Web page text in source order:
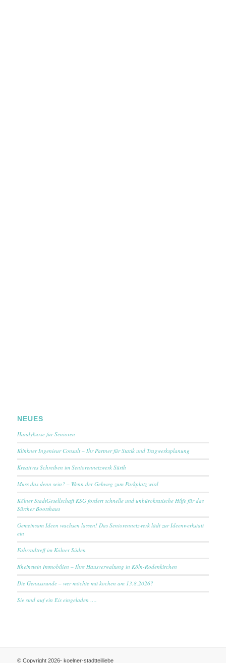
NEUES
Handykurse für Senioren
Klinkner Ingenieur Consult – Ihr Partner für Statik und Tragwerksplanung
Kreatives Schreiben im Seniorennetzwerk Sürth
Muss das denn sein? – Wenn der Gehweg zum Parkplatz wird
Kölner StadtGesellschaft KSG fordert schnelle und unbürokratische Hilfe für das
Sürther Bootshaus
Gemeinsam Ideen wachsen lassen! Das Seniorennetzwerk lädt zur Ideenwerkstatt
ein
Fahrradtreff im Kölner Süden
Rheinstein Immobilien – Ihre Hausverwaltung in Köln-Rodenkirchen
Die Genussrunde – wer möchte mit kochen am 13.8.2026?
Sie sind auf ein Eis eingeladen ….
© Copyright 2026- koelner-stadtteilliebe